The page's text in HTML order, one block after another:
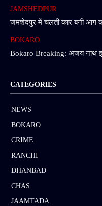
JAMSHEDPUR
जमशेदपुर में चलती कार बनी आग का
BOKARO
Bokaro Breaking: अजय नाथ
CATEGORIES
NEWS
BOKARO
CRIME
RANCHI
DHANBAD
CHAS
JAAMTADA